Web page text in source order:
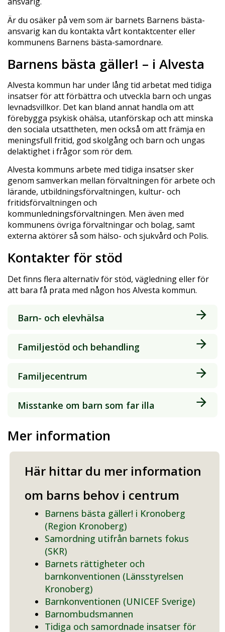
Är du osäker på vem som är barnets Barnens bästa-
ansvarig kan du kontakta vårt kontaktcenter eller
kommunens Barnens bästa-samordnare.
Barnens bästa gäller! – i Alvesta
Alvesta kommun har under lång tid arbetat med tidiga
insatser för att förbättra och utveckla barn och ungas
levnadsvillkor. Det kan bland annat handla om att
förebygga psykisk ohälsa, utanförskap och att minska
den sociala utsattheten, men också om att främja en
meningsfull fritid, god skolgång och barn och ungas
delaktighet i frågor som rör dem.
Alvesta kommuns arbete med tidiga insatser sker
genom samverkan mellan förvaltningen för arbete och
lärande, utbildningsförvaltningen, kultur- och
fritidsförvaltningen och
kommunledningsförvaltningen. Men även med
kommunens övriga förvaltningar och bolag, samt
externa aktörer så som hälso- och sjukvård och Polis.
Kontakter för stöd
Det finns flera alternativ för stöd, vägledning eller för
att bara få prata med någon hos Alvesta kommun.
Barn- och elevhälsa
Familjestöd och behandling
Familjecentrum
Misstanke om barn som far illa
Mer information
Här hittar du mer information
om barns behov i centrum
Barnens bästa gäller! i Kronoberg
(Region Kronoberg)
Samordning utifrån barnets fokus
(SKR)
Barnets rättigheter och
barnkonventionen (Länsstyrelsen
Kronoberg)
Barnkonventionen (UNICEF Sverige)
Barnombudsmannen
Tidiga och samordnade insatser för